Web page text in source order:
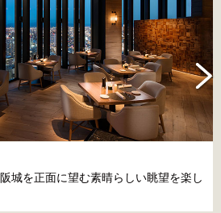
城を正面に望む素晴らしい眺望を楽し